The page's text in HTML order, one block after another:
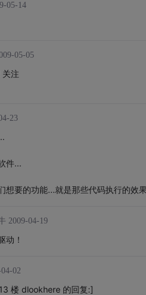
05-14
05-05
关注
23
件...
想要的功能...就是那些代码执行的效
2009-04-19
动！
02
楼 dlookhere 的回复:]